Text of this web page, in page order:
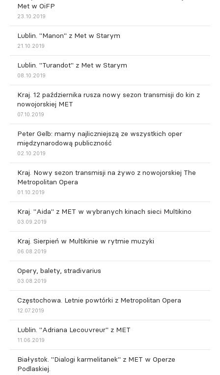
Met w OiFP
23.10.2019
Lublin. "Manon" z Met w Starym
21.10.2019
Lublin. "Turandot" z Met w Starym
08.10.2019
Kraj. 12 października rusza nowy sezon transmisji do kin z
nowojorskiej MET
07.10.2019
Peter Gelb: mamy najliczniejszą ze wszystkich oper
międzynarodową publiczność
02.10.2019
Kraj. Nowy sezon transmisji na żywo z nowojorskiej The
Metropolitan Opera
01.10.2019
Kraj. "Aida" z MET w wybranych kinach sieci Multikino
03.09.2019
Kraj. Sierpień w Multikinie w rytmie muzyki
06.08.2019
Opery, balety, stradivarius
03.08.2019
Częstochowa. Letnie powtórki z Metropolitan Opera
12.07.2019
Lublin. "Adriana Lecouvreur" z MET
11.06.2019
Białystok. "Dialogi karmelitanek" z MET w Operze
Podlaskiej.